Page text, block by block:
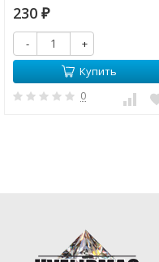
230 ₽
-
+
Купить
0